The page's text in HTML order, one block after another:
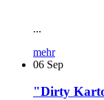
...
mehr
06 Sep
"Dirty